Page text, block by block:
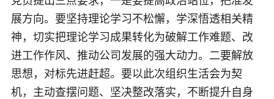
展方向。要坚持理论学习不松懈，学深悟透相关精
神，切实把理论学习成果转化为破解工作难题、改
进工作作风、推动公司发展的强大动力。二要解放
思想，对标先进赶超。要以此次组织生活会为契
机，主动查摆问题、坚决整改落实，不断提升自身